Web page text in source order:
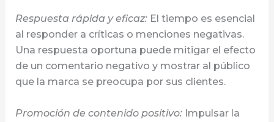
Respuesta rápida y eficaz:El tiempo es esencial
al responder a críticas o menciones negativas.
Una respuesta oportuna puede mitigar el efecto
de un comentario negativo y mostrar al público
que la marca se preocupa por sus clientes.
Promoción de contenido positivo:Impulsar la